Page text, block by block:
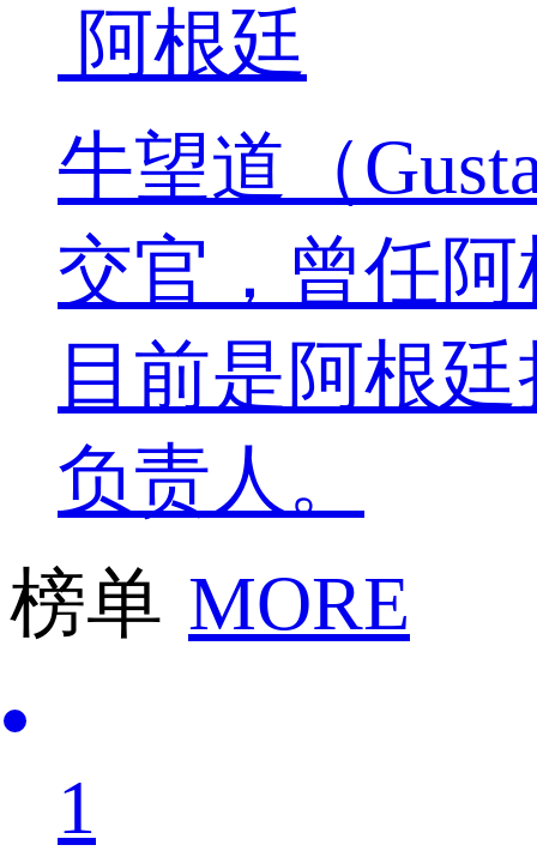
阿根廷
牛望道（
交官，曾任
目前是阿根
负责人。
榜单 MORE
1